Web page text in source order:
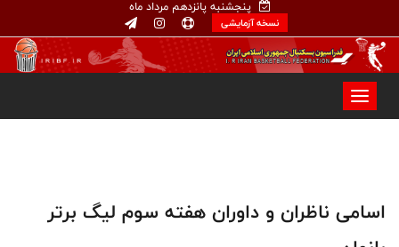
پنجشنبه پانزدهم مرداد ماه
نسخه آزمایشی
اسامی ناظران و داوران هفته سوم لیگ برتر